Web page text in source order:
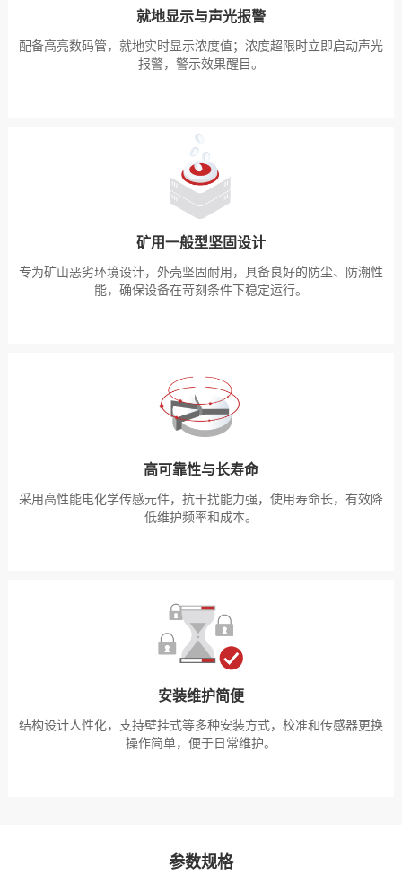
就地显示与声光报警
配备高亮数码管，就地实时显示浓度值；浓度超限时立即启动声光
报警，警示效果醒目。
矿用一般型坚固设计
专为矿山恶劣环境设计，外壳坚固耐用，具备良好的防尘、防潮性
能，确保设备在苛刻条件下稳定运行。
高可靠性与长寿命
采用高性能电化学传感元件，抗干扰能力强，使用寿命长，有效降
低维护频率和成本。
安装维护简便
结构设计人性化，支持壁挂式等多种安装方式，校准和传感器更换
操作简单，便于日常维护。
参数规格